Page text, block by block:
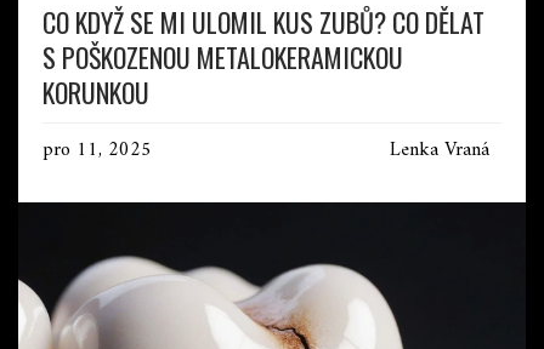
CO KDYŽ SE MI ULOMIL KUS ZUBŮ? CO DĚLAT
S POŠKOZENOU METALOKERAMICKOU
KORUNKOU
pro 11, 2025 Lenka Vraná